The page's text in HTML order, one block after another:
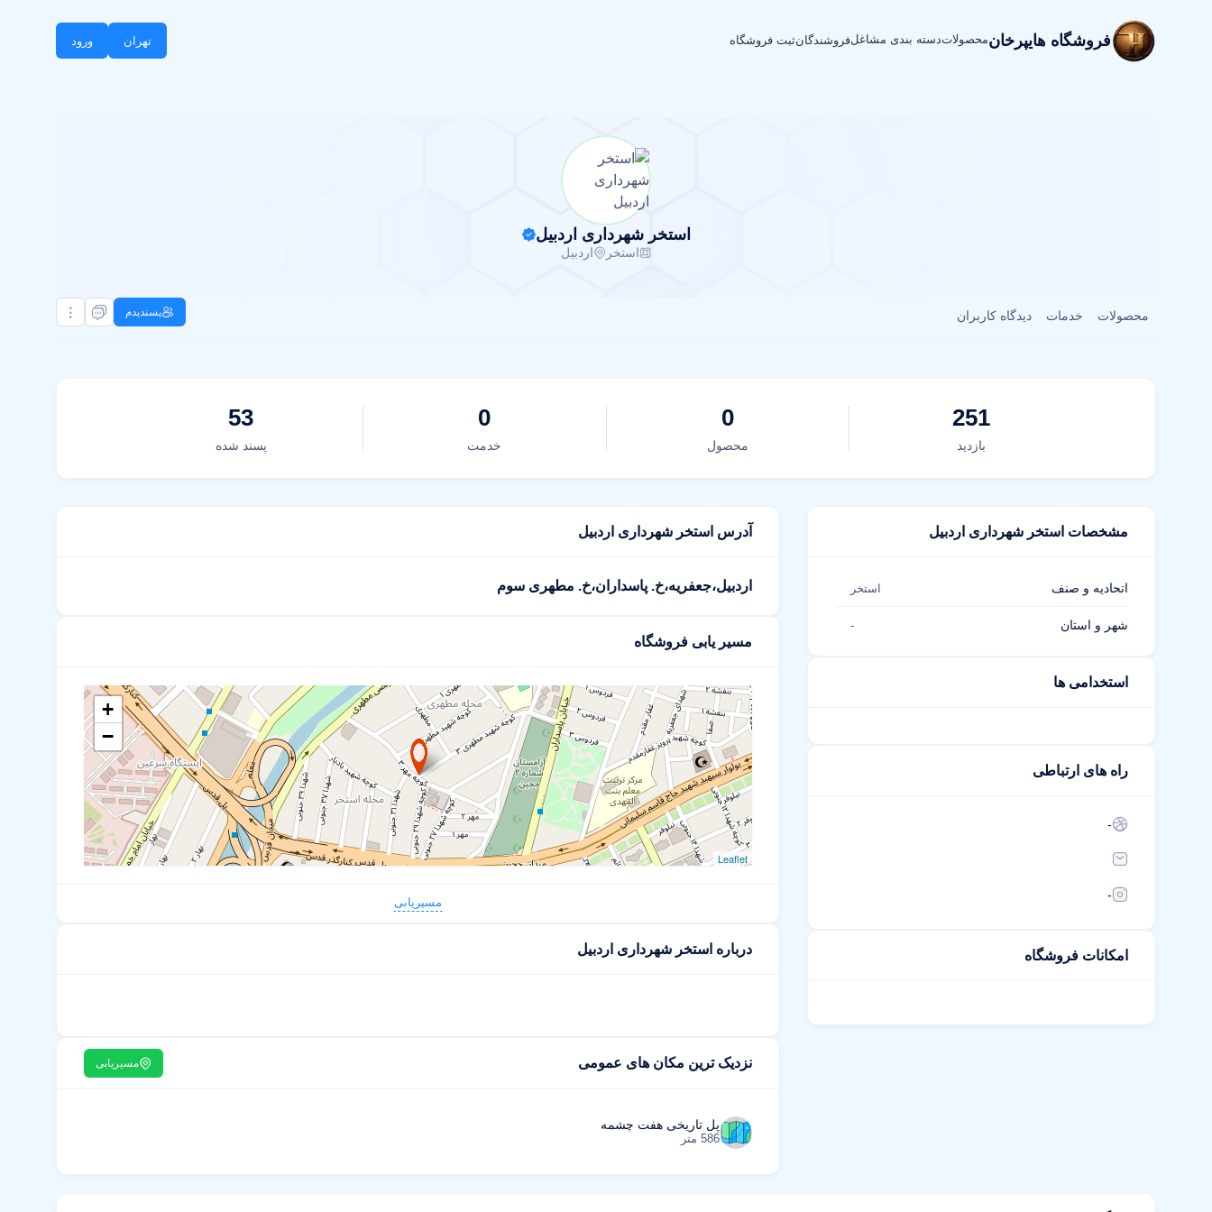
فروشگاه هایپرخانمحصولاتدسته بندی مشاغلفروشندگانثبت فروشگاه تهران ورود
استخر شهرداری اردبیل
استخر اردبیل
محصولات خدمات دیدگاه کاربران پسندیدم
251
بازدید
0
محصول
0
خدمت
53
پسند شده
مشخصات استخر شهرداری اردبیل
اتحادیه و صنف استخر
شهر و استان -
استخدامی ها
راه های ارتباطی
-
-
امکانات فروشگاه
آدرس استخر شهرداری اردبیل
اردبیل،جعفریه،خ. پاسداران،خ. مطهری سوم
مسیر یابی فروشگاه
+
−
Leaflet
مسیریابی
درباره استخر شهرداری اردبیل
نزدیک ترین مکان های عمومی مسیریابی
پل تاریخی هفت چشمه
586 متر